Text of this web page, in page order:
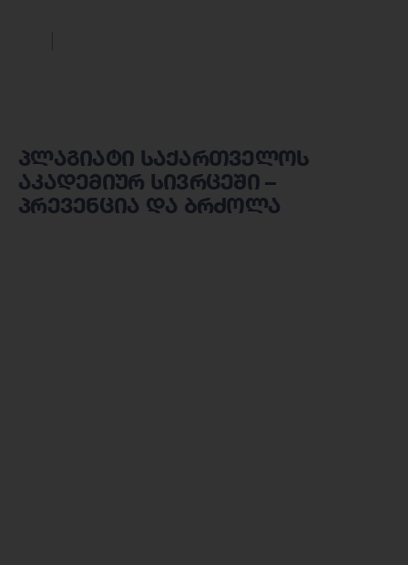
პლაგიატი საქართველოს
აკადემიურ სივრცეში –
პრევენცია და ბრძოლა